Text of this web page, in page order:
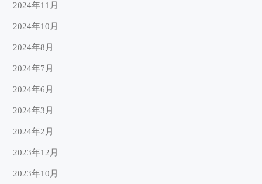
2024年11月
2024年10月
2024年8月
2024年7月
2024年6月
2024年3月
2024年2月
2023年12月
2023年10月